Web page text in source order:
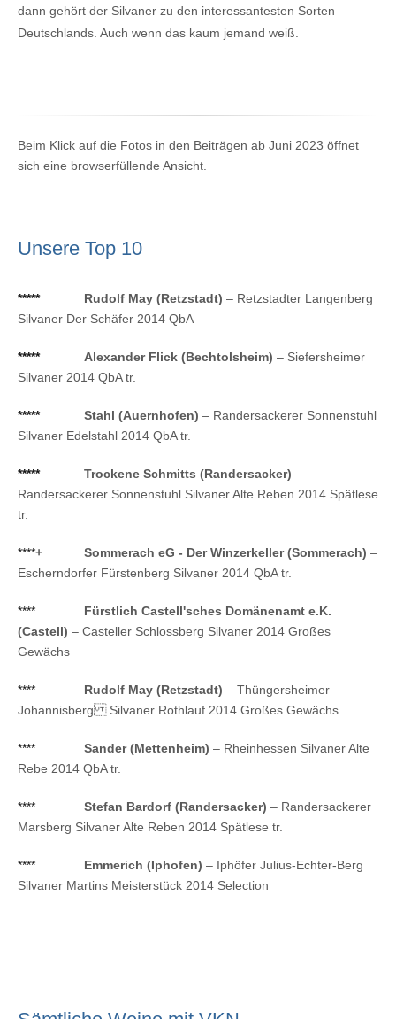
dann gehört der Silvaner zu den interessantesten Sorten
Deutschlands. Auch wenn das kaum jemand weiß.
Beim Klick auf die Fotos in den Beiträgen ab Juni 2023 öffnet
sich eine browserfüllende Ansicht.
Unsere Top 10
***** Rudolf May (Retzstadt) – Retzstadter Langenberg
Silvaner Der Schäfer 2014 QbA
***** Alexander Flick (Bechtolsheim) – Siefersheimer
Silvaner 2014 QbA tr.
***** Stahl (Auernhofen) – Randersackerer Sonnenstuhl
Silvaner Edelstahl 2014 QbA tr.
***** Trockene Schmitts (Randersacker) –
Randersackerer Sonnenstuhl Silvaner Alte Reben 2014 Spätlese
tr.
****+ Sommerach eG - Der Winzerkeller (Sommerach) –
Escherndorfer Fürstenberg Silvaner 2014 QbA tr.
****
Fürstlich Castell'sches Domänenamt e.K.
(Castell) – Casteller Schlossberg Silvaner 2014 Großes
Gewächs
**** Rudolf May (Retzstadt) – Thüngersheimer
Johannisberg Silvaner Rothlauf 2014 Großes Gewächs
**** Sander (Mettenheim) – Rheinhessen Silvaner Alte
Rebe 2014 QbA tr.
**** Stefan Bardorf (Randersacker) – Randersackerer
Marsberg Silvaner Alte Reben 2014 Spätlese tr.
**** Emmerich (Iphofen) – Iphöfer Julius-Echter-Berg
Silvaner Martins Meisterstück 2014 Selection